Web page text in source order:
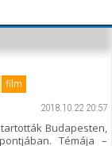
film
2018.10.22 20:57
Budapesten,
Témája –